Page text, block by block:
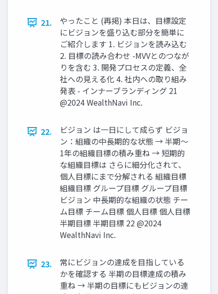
21.
やったこと (再掲) 本⽇は、⽬標設定
にビジョンを盛り込む部分を簡単に
ご紹介します 1. ビジョンを読み込む
2. ⽬標の読み合わせ -MVVとのつなが
りを含む 3. 開発プロセスの定義、全
社への⾒える化 4. 社内への取り組み
発表 - インナーブランディング 21
@2024 WealthNavi Inc.
22.
ビジョン は⼀⽇にして成らず ビジョ
ン：組織の中⻑期的な状態 → 半期〜
1年の組織⽬標の積み重ね → 短期的
な組織⽬標は さらに細分化されて、
個⼈⽬標にまで分解される 組織目標
組織目標 グループ目標 グループ目標
ビジョン 中長期的な組織の状態 チー
ム目標 チーム目標 個人目標 個人目標
半期目標 半期目標 22 @2024
WealthNavi Inc.
23.
常にビジョンの達成を⽬指している
かを確認する 半期の⽬標達成の積み
重ね → 半期の⽬標にもビジョンの達